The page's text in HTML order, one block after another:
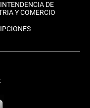
DE
Y COMERCIO